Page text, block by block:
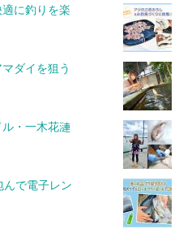
適に釣りを楽
ダイを狙う
・一木花漣
んで電子レン